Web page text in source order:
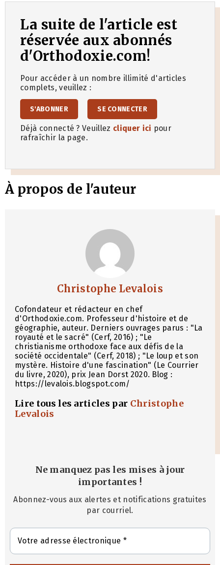
La suite de l'article est
réservée aux abonnés
d'Orthodoxie.com!
Pour accéder à un nombre illimité d'articles
complets, veuillez :
S'ABONNER SE CONNECTER
Déjà connecté ? Veuillez cliquer ici pour
rafraîchir la page.
À propos de l'auteur
Christophe Levalois
Cofondateur et rédacteur en chef
d'Orthodoxie.com. Professeur d'histoire et de
géographie, auteur. Derniers ouvrages parus : "La
royauté et le sacré" (Cerf, 2016) ; "Le
christianisme orthodoxe face aux défis de la
société occidentale" (Cerf, 2018) ; "Le loup et son
mystère. Histoire d'une fascination" (Le Courrier
du livre, 2020), prix Jean Dorst 2020. Blog :
https://levalois.blogspot.com/
Lire tous les articles par Christophe
Levalois
Ne manquez pas les mises à jour
importantes !
Abonnez-vous aux alertes et notifications gratuites
par courriel.